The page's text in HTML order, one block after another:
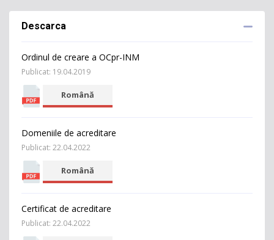
Descarca
Ordinul de creare a OCpr-INM
Publicat: 19.04.2019
Română
Domeniile de acreditare
Publicat: 22.04.2022
Română
Certificat de acreditare
Publicat: 22.04.2022